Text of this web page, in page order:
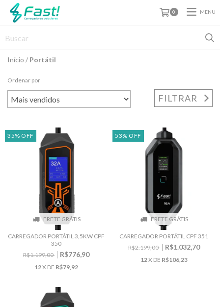
0 MENU
Início / Portátil
Ordenar por
FILTRAR
35% OFF
FRETE GRÁTIS
CARREGADOR PORTÁTIL 3,5KW CPF
350
R$1.199,00
R$776,90
12X DE R$79,92
53% OFF
FRETE GRÁTIS
CARREGADOR PORTÁTIL CPF 351
R$2.199,00
R$1.032,70
12X DE R$106,23